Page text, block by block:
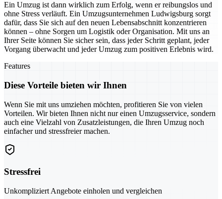
Ein Umzug ist dann wirklich zum Erfolg, wenn er reibungslos und
ohne Stress verläuft. Ein Umzugsunternehmen Ludwigsburg sorgt
dafür, dass Sie sich auf den neuen Lebensabschnitt konzentrieren
können – ohne Sorgen um Logistik oder Organisation. Mit uns an
Ihrer Seite können Sie sicher sein, dass jeder Schritt geplant, jeder
Vorgang überwacht und jeder Umzug zum positiven Erlebnis wird.
Features
Diese Vorteile bieten wir Ihnen
Wenn Sie mit uns umziehen möchten, profitieren Sie von vielen
Vorteilen. Wir bieten Ihnen nicht nur einen Umzugsservice, sondern
auch eine Vielzahl von Zusatzleistungen, die Ihren Umzug noch
einfacher und stressfreier machen.
Stressfrei
Unkompliziert Angebote einholen und vergleichen